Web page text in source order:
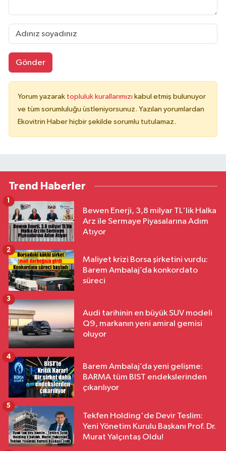
Gönder
Yorum yazarak topluluk kurallarımızı kabul etmiş bulunuyor
ve tüm sorumluluğu üstleniyorsunuz. Yazılan yorumlardan
Ekovitrin Haber hiçbir şekilde sorumlu tutulamaz.
Trend Haberler
Bewen Enerji, 3,8 milyar TL'lik Halka
Arz ile Sermaye Piyasalarına Adım
Atıyor
1
Maliyet krizi Borsa şirketini vurdu:
Barem Ambalaj’da konkordato
süreci
2
Audi tarihinin en büyük SUV modeli
Q9, markanın yeni amiral gemisi
oluyor
3
Barem Ambalaj’da yeni gelişme:
BARMA tüm BIST endekslerinden
çıkarılıyor
4
Tekfen Holding'de Devir Teslim:
Yeni Yönetim Kurulu Başkanı Prof. Dr.
Murat Yalçıntaş Oldu!
5